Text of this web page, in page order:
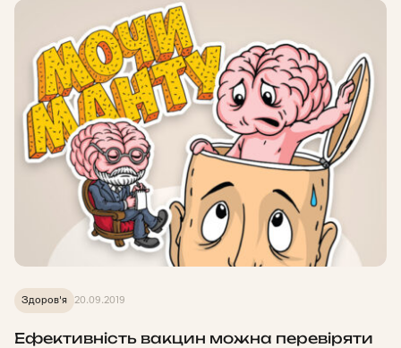
Здоров'я 20.09.2019
Ефективність вакцин можна перевіряти